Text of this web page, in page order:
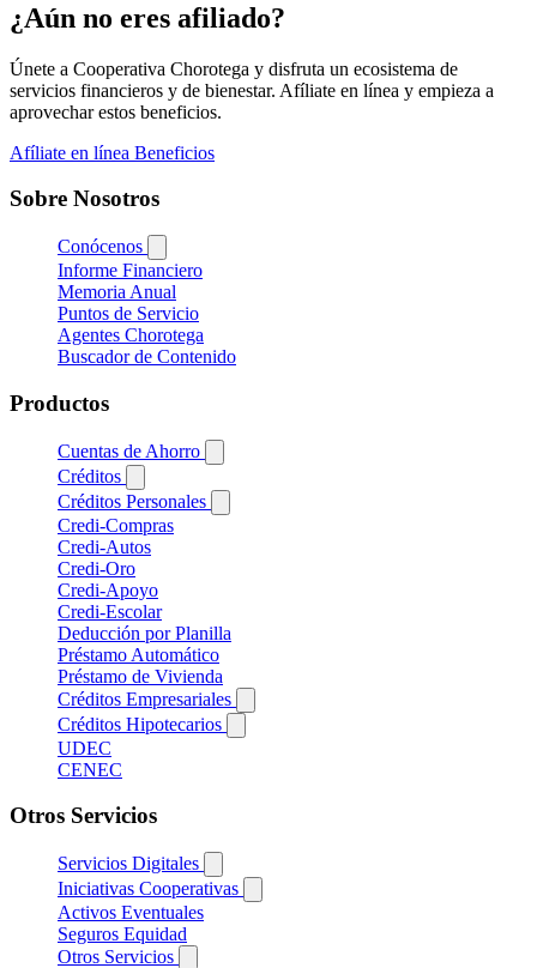
¿Aún no eres afiliado?
Únete a Cooperativa Chorotega y disfruta un ecosistema de
servicios financieros y de bienestar. Afíliate en línea y empieza a
aprovechar estos beneficios.
Afíliate en línea Beneficios
Sobre Nosotros
Conócenos
Informe Financiero
Memoria Anual
Puntos de Servicio
Agentes Chorotega
Buscador de Contenido
Productos
Cuentas de Ahorro
Créditos
Créditos Personales
Credi-Compras
Credi-Autos
Credi-Oro
Credi-Apoyo
Credi-Escolar
Deducción por Planilla
Préstamo Automático
Préstamo de Vivienda
Créditos Empresariales
Créditos Hipotecarios
UDEC
CENEC
Otros Servicios
Servicios Digitales
Iniciativas Cooperativas
Activos Eventuales
Seguros Equidad
Otros Servicios